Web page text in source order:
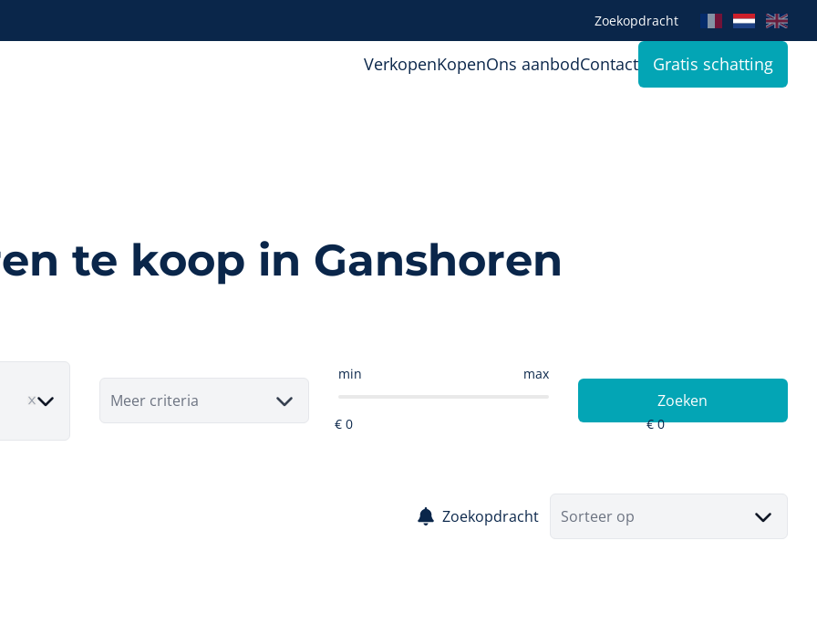
Zoekopdracht
VerkopenKopenOns aanbodContact Gratis schatting
te koop in Ganshoren
Meer criteria
min max
Zoeken
Zoekopdracht Sorteer op